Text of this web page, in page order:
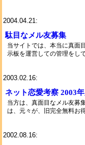
2004.04.21:
駄目なメル友募集
当サイトでは、本当に真面
示板を運営しての管理をし
2003.02.16:
ネット恋愛考察 2003
当方は、真面目なメル友募
は、元々が、旧完全無料お
2002.08.16: